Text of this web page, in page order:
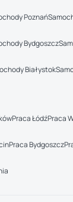
Poznań
Bydgoszcz
Białystok
Praca ŁódźPraca
Praca Bydgoszcz